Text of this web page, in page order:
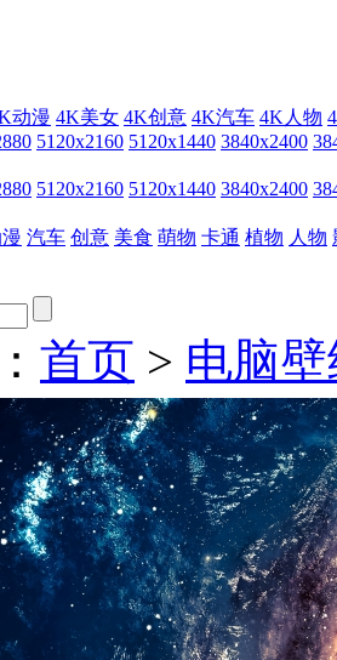
动漫 4K美女 4K创意 4K汽车 4K人物
5120x2160 5120x1440 3840x2400
5120x2160 5120x1440 3840x2400
汽车 创意 美食 萌物 卡通 植物 人物
首页 > 电脑